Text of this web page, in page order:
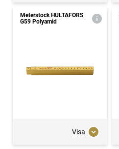
Meterstock HULTAFORS
G59 Polyamid
Visa